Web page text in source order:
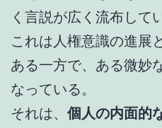
く言説が広く流布して
これは人権意識の進展
ある一方で、ある微妙
なっている。
それは、 個人の内面的